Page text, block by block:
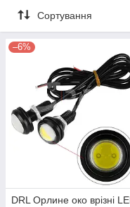
Сортування
–6%
DRL Орлине око врізні